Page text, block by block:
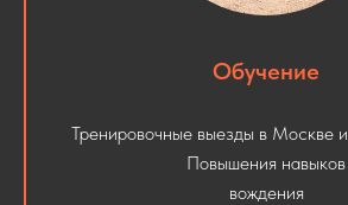
Обучение
Тренировочные выезды в Москве
Повышения навыков
вождения